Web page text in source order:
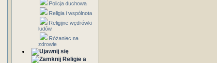
Policja duchowa
Religia i wspólnota
Religijne wędrówki
ludów
Różaniec na
zdrowie
Religie a